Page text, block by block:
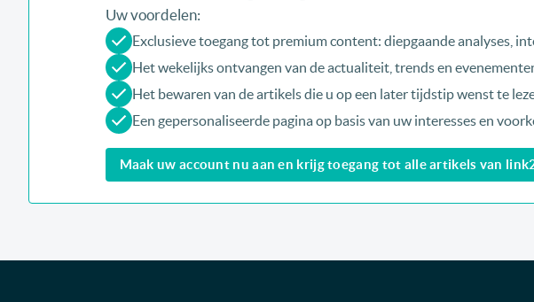
Uw voordelen:
Exclusieve toegang tot premium content: diepgaande analyses,
Het wekelijks ontvangen van de actualiteit, trends en
Het bewaren van de artikels die u op een later tijdstip wenst te
Een gepersonaliseerde pagina op basis van uw interesses en
Maak uw account nu aan en krijg toegang tot alle artikels van